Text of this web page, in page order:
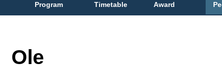
Program Timetable Award
Ole